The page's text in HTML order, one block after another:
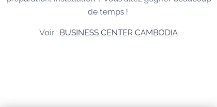
de temps !
Voir : BUSINESS CENTER CAMBODIA